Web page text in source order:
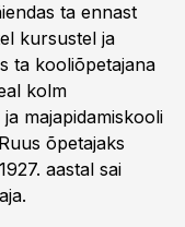
ta ennast
kursustel ja
ta kooliõpetajana
kolm
majapidamiskooli
õpetajaks
aastal sai